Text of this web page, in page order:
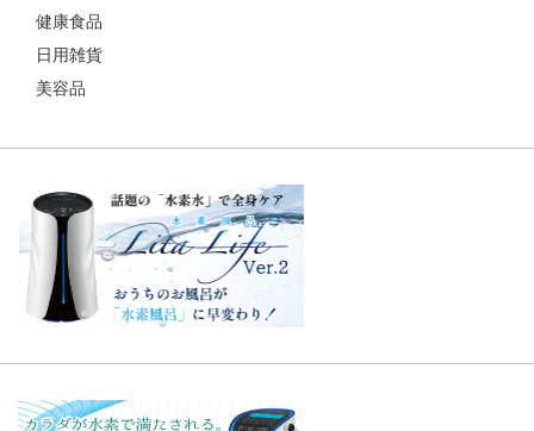
健康食品
日用雑貨
美容品